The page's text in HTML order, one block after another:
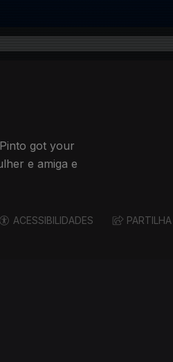
got your
e amiga e
ACESSIBILIDADES PARTILHA